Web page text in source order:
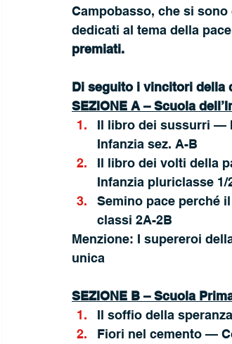
Campobasso, che si
dedicati al tema della
premiati.
Di seguito i vincitori della
SEZIONE A – Scuola
Il libro dei sussurri —
Infanzia sez. A-B
Il libro dei volti della
Infanzia pluriclasse 1/
Semino pace perché
classi 2A-2B
Menzione: I supereroi
unica
SEZIONE B – Scuola
Il soffio della
Fiori nel cemento —